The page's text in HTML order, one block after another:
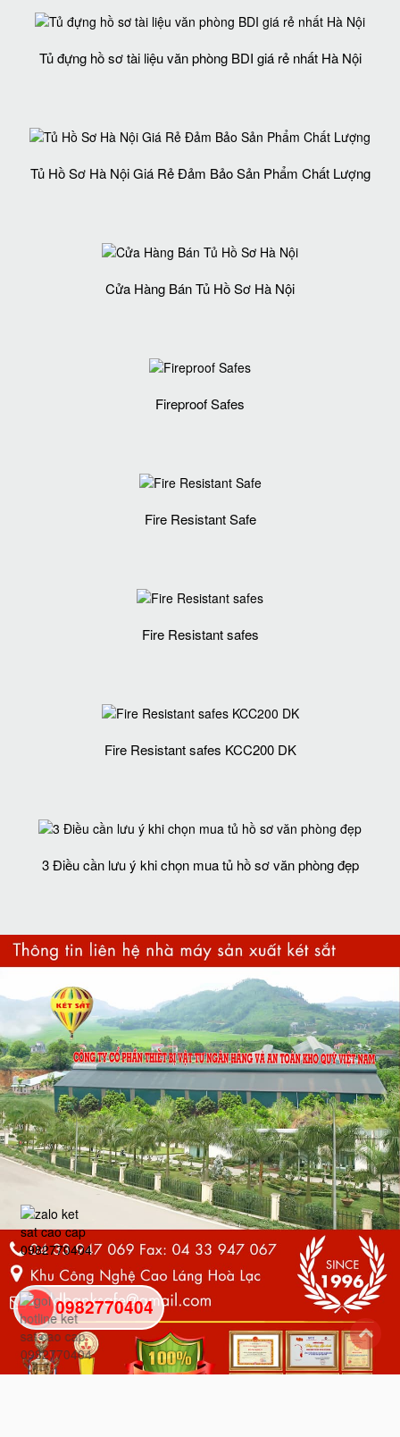
Tủ đựng hồ sơ tài liệu văn phòng BDI giá rẻ nhất Hà Nội
Tủ Hồ Sơ Hà Nội Giá Rẻ Đảm Bảo Sản Phẩm Chất Lượng‎
Cửa Hàng Bán Tủ Hồ Sơ Hà Nội
Fireproof Safes
Fire Resistant Safe
Fire Resistant safes
Fire Resistant safes KCC200 DK
3 Điều cần lưu ý khi chọn mua tủ hồ sơ văn phòng đẹp
0982770404
back